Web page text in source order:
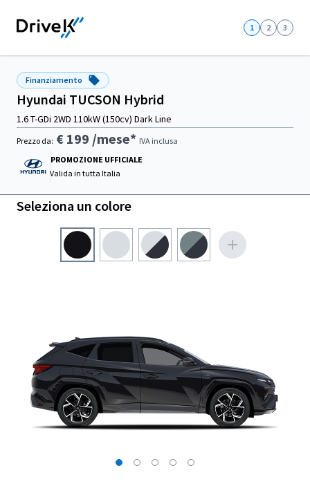
1 2 3
Finanziamento
Hyundai TUCSON Hybrid
1.6 T-GDi 2WD 110kW (150cv) Dark Line
Prezzo da: € 199 /mese* IVA inclusa
PROMOZIONE UFFICIALE
Valida in tutta Italia
Seleziona un colore